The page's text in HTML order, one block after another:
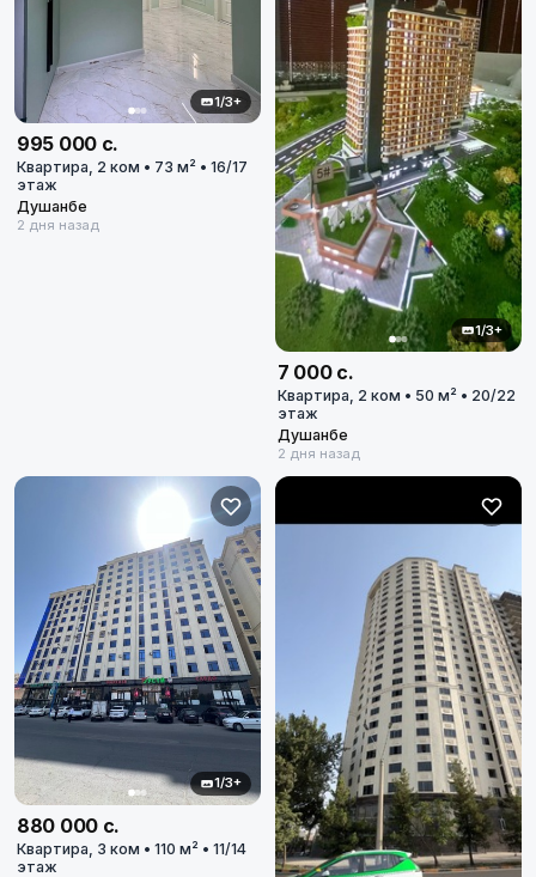
1/3+
995 000 с.
Квартира, 2 ком • 73 м² • 16/17
этаж
Душанбе
2 дня назад
1/3+
7 000 с.
Квартира, 2 ком • 50 м² • 20/22
этаж
Душанбе
2 дня назад
1/3+
880 000 с.
Квартира, 3 ком • 110 м² • 11/14
этаж